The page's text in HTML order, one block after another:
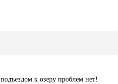
к озеру проблем нет!